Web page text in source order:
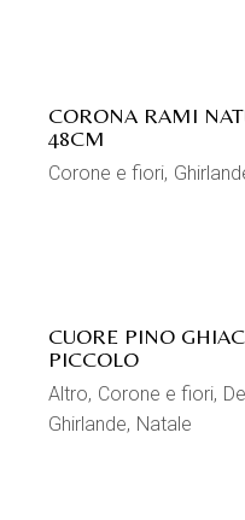
CORONA RAMI
48CM
Corone e fiori
CUORE PINO
PICCOLO
Altro Corone e fiori
Ghirlande Natale